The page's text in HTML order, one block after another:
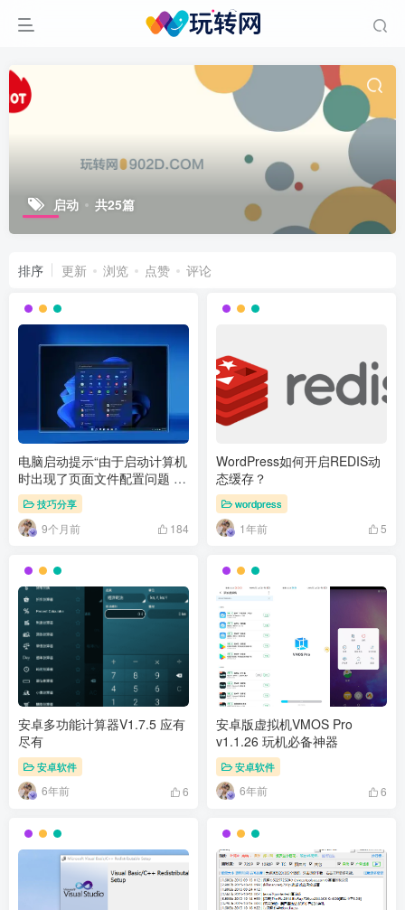
启动 共25篇
排序 更新 浏览 点赞 评论
电脑启动提示“由于启动计算机
时出现了页面文件配置问题 怎
么解决技巧分享
9个月前 184
WordPress如何开启REDIS动
态缓存？
wordpress
1年前 5
安卓多功能计算器V1.7.5 应有
尽有
安卓软件
6年前 6
安卓版虚拟机VMOS Pro
v1.1.26 玩机必备神器
安卓软件
6年前 6